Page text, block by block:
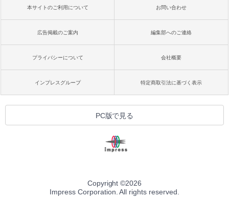
本サイトのご利用について お問い合わせ
広告掲載のご案内 編集部へのご連絡
プライバシーについて 会社概要
インプレスグループ 特定商取引法に基づく表示
PC版で見る
Copyright ©2026
Impress Corporation. All rights reserved.